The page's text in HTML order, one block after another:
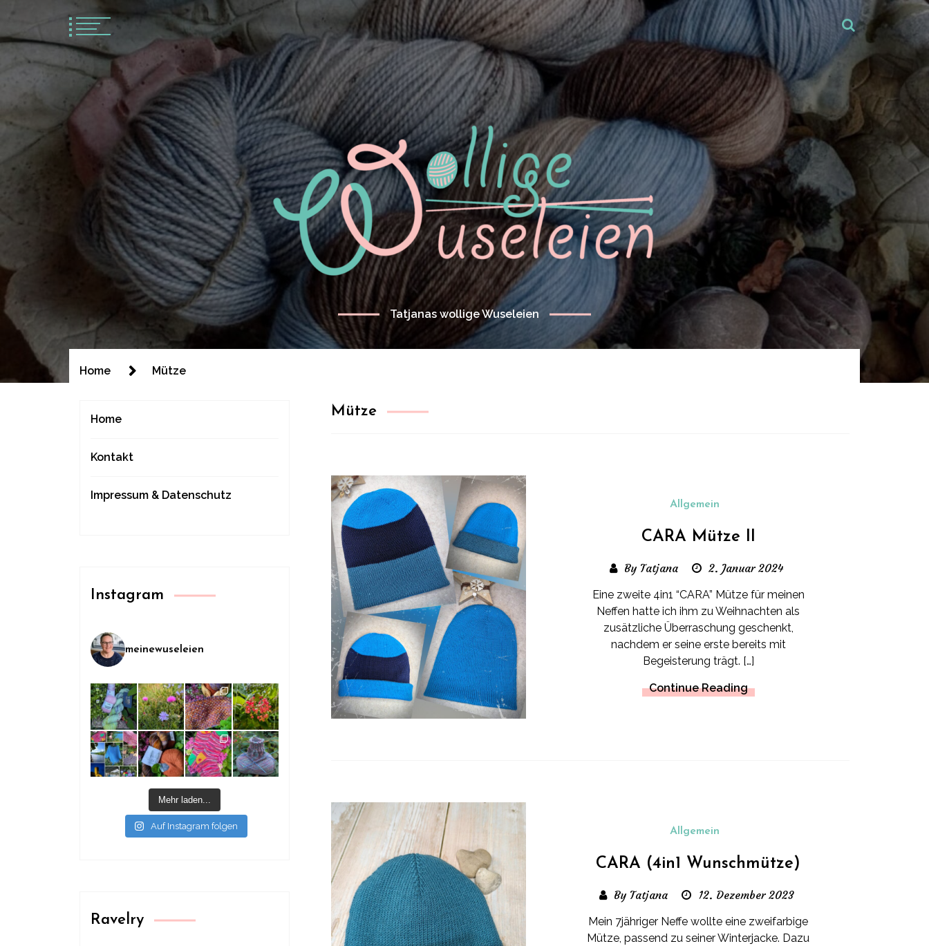
Tatjanas wollige Wuseleien
Home Mütze
Mütze
Allgemein
CARA Mütze II
By Tatjana 2. Januar 2024
Eine zweite 4in1 “CARA” Mütze für meinen
Neffen hatte ich ihm zu Weihnachten als
zusätzliche Überraschung geschenkt,
nachdem er seine erste bereits mit
Begeisterung trägt. […]
Continue Reading
Allgemein
CARA (4in1 Wunschmütze)
By Tatjana 12. Dezember 2023
Mein 7jähriger Neffe wollte eine zweifarbige
Mütze, passend zu seiner Winterjacke. Dazu
Home
Kontakt
Impressum & Datenschutz
Instagram
meinewuseleien
Mehr laden...
Auf Instagram folgen
Ravelry